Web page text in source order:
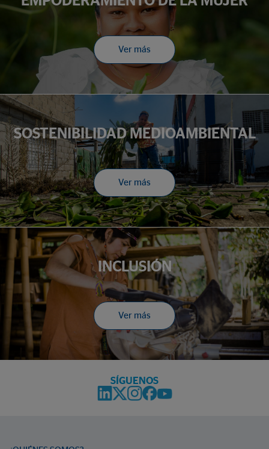
Ver más
SOSTENIBILIDAD MEDIOAMBIENTAL
Ver más
INCLUSIÓN
Ver más
SÍGUENOS